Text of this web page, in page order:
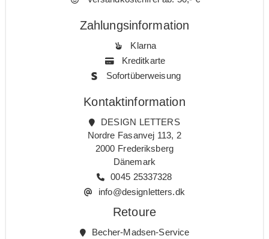
Zahlungsinformation
Klarna
Kreditkarte
Sofortüberweisung
Kontaktinformation
DESIGN LETTERS
Nordre Fasanvej 113, 2
2000 Frederiksberg
Dänemark
0045 25337328
info@designletters.dk
Retoure
Becher-Madsen-Service